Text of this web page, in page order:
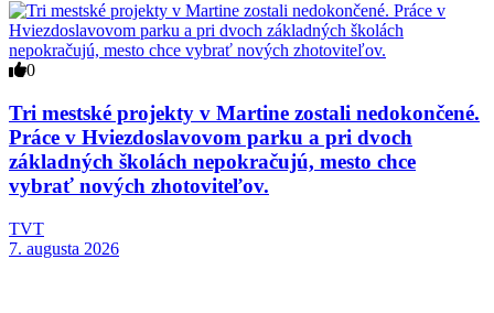
0
Tri mestské projekty v Martine zostali nedokončené.
Práce v Hviezdoslavovom parku a pri dvoch
základných školách nepokračujú, mesto chce
vybrať nových zhotoviteľov.
TVT
7. augusta 2026